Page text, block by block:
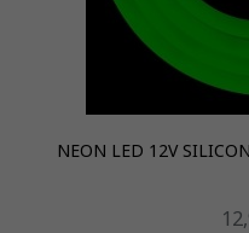
NEON LED 12V
12,